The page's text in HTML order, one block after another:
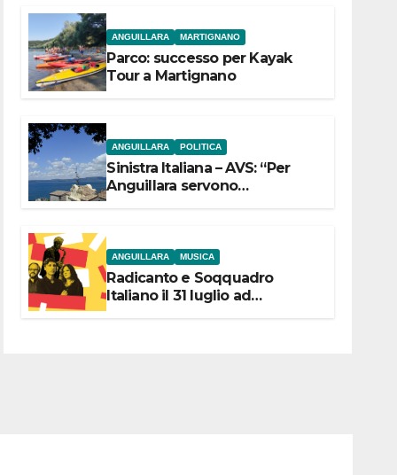
ANGUILLARA MARTIGNANO
Parco: successo per Kayak
Tour a Martignano
ANGUILLARA POLITICA
Sinistra Italiana – AVS: “Per
Anguillara servono
ANGUILLARA MUSICA
Radicanto e Soqquadro
Italiano il 31 luglio ad